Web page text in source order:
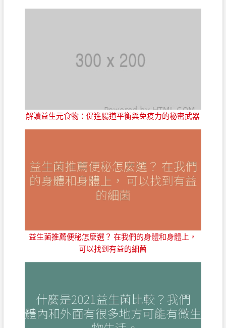
解讀益生元食物：促進腸道平衡與免疫力的秘密武器
益生菌推薦便秘怎麼選？ 在我們的身體和身體上，
可以找到有益的細菌